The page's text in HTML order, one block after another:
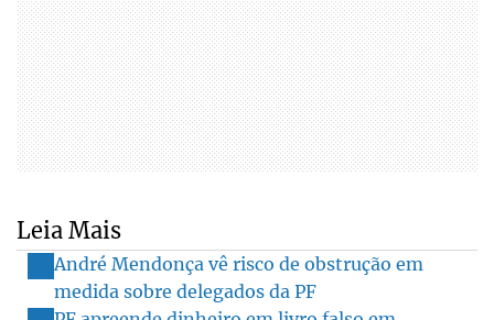
Leia Mais
André Mendonça vê risco de obstrução em
medida sobre delegados da PF